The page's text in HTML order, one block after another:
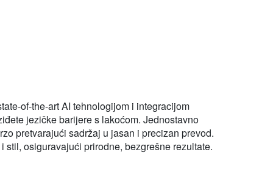
of-the-art AI tehnologijom i integracijom
jezičke barijere s lakoćom. Jednostavno
pretvarajući sadržaj u jasan i precizan prevod.
osiguravajući prirodne, bezgrešne rezultate.